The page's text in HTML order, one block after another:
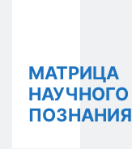
МАТРИЦА
НАУЧНОГО
ПОЗНАНИЯ